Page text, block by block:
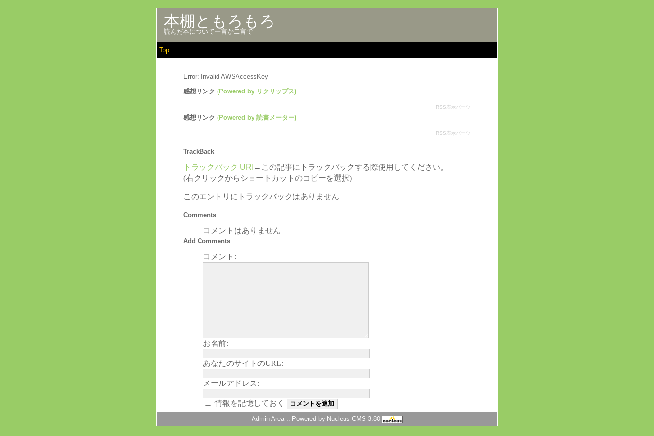
本棚ともろもろ
読んだ本について一言か二言で
Top
Error: Invalid AWSAccessKey
感想リンク (Powered by リクリップス)
RSS表示パーツ
感想リンク (Powered by 読書メーター)
RSS表示パーツ
TrackBack
トラックバック URI ←この記事にトラックバックする際使用してください。
(右クリックからショートカットのコピーを選択)
このエントリにトラックバックはありません
Comments
コメントはありません
Add Comments
コメント:
お名前:
あなたのサイトのURL:
メールアドレス:
情報を記憶しておく
Admin Area:: Powered by Nucleus CMS 3.80